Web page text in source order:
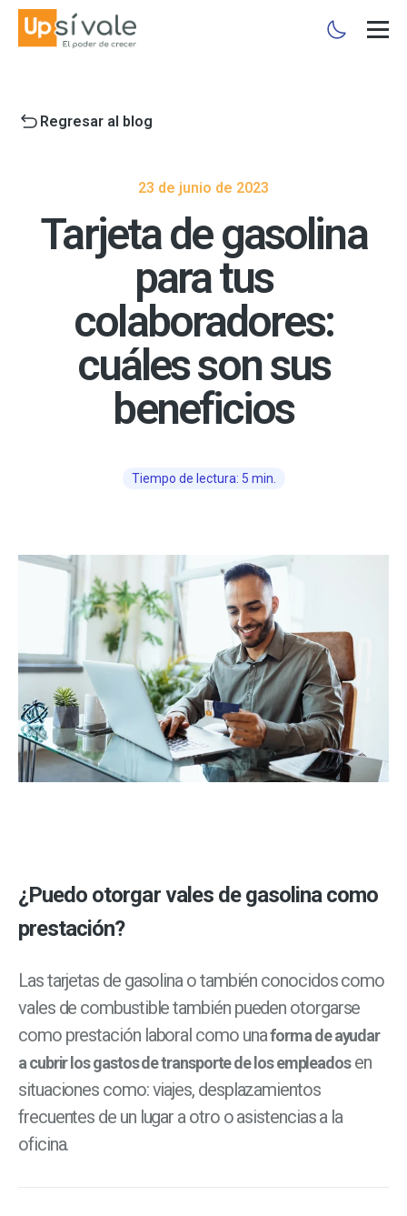
Regresar al blog
23 de junio de 2023
Tarjeta de gasolina
para tus
colaboradores:
cuáles son sus
beneficios
Tiempo de lectura: 5 min.
¿Puedo otorgar vales de gasolina como
prestación?
Las tarjetas de gasolina o también conocidos como
vales de combustible también pueden otorgarse
como prestación laboral como unaforma de ayudar
a cubrir los gastos de transporte de los empleadosen
situaciones como: viajes, desplazamientos
frecuentes de un lugar a otro o asistencias a la
oficina.